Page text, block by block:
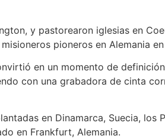
y pastorearon iglesias en
pioneros en Alemania
en un momento de
con una grabadora de cinta
en Dinamarca, Suecia, los
en Frankfurt, Alemania.